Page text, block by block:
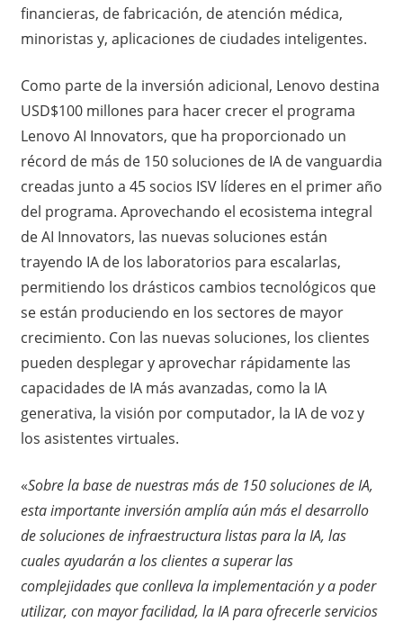
financieras, de fabricación, de atención médica,
minoristas y, aplicaciones de ciudades inteligentes.
Como parte de la inversión adicional, Lenovo destina
USD$100 millones para hacer crecer el programa
Lenovo AI Innovators, que ha proporcionado un
récord de más de 150 soluciones de IA de vanguardia
creadas junto a 45 socios ISV líderes en el primer año
del programa. Aprovechando el ecosistema integral
de AI Innovators, las nuevas soluciones están
trayendo IA de los laboratorios para escalarlas,
permitiendo los drásticos cambios tecnológicos que
se están produciendo en los sectores de mayor
crecimiento. Con las nuevas soluciones, los clientes
pueden desplegar y aprovechar rápidamente las
capacidades de IA más avanzadas, como la IA
generativa, la visión por computador, la IA de voz y
los asistentes virtuales.
«Sobre la base de nuestras más de 150 soluciones de IA,
esta importante inversión amplía aún más el desarrollo
de soluciones de infraestructura listas para la IA, las
cuales ayudarán a los clientes a superar las
complejidades que conlleva la implementación y a poder
utilizar, con mayor facilidad, la IA para ofrecerle servicios